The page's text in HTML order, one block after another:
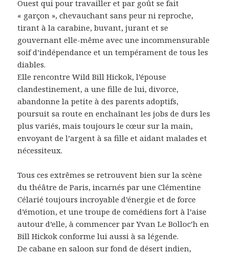
Ouest qui pour travailler et par goût se fait
« garçon », chevauchant sans peur ni reproche,
tirant à la carabine, buvant, jurant et se
gouvernant elle-même avec une incommensurable
soif d’indépendance et un tempérament de tous les
diables.
Elle rencontre Wild Bill Hickok, l’épouse
clandestinement, a une fille de lui, divorce,
abandonne la petite à des parents adoptifs,
poursuit sa route en enchaînant les jobs de durs les
plus variés, mais toujours le cœur sur la main,
envoyant de l’argent à sa fille et aidant malades et
nécessiteux.
Tous ces extrêmes se retrouvent bien sur la scène
du théâtre de Paris, incarnés par une Clémentine
Célarié toujours incroyable d’énergie et de force
d’émotion, et une troupe de comédiens fort à l’aise
autour d’elle, à commencer par Yvan Le Bolloc’h en
Bill Hickok conforme lui aussi à sa légende.
De cabane en saloon sur fond de désert indien,